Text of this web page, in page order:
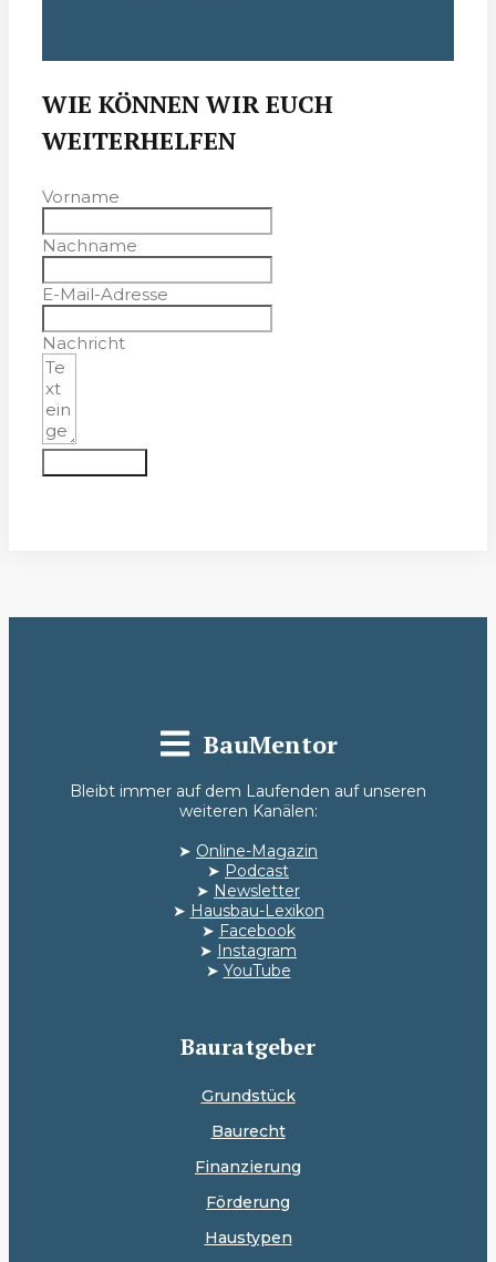
WIE KÖNNEN WIR EUCH
WEITERHELFEN
Vorname
Nachname
E-Mail-Adresse
Nachricht
BauMentor
Bleibt immer auf dem Laufenden auf unseren
weiteren Kanälen:
➤ Online-Magazin
➤ Podcast
➤ Newsletter
➤ Hausbau-Lexikon
➤ Facebook
➤ Instagram
➤ YouTube
Bauratgeber
Grundstück
Baurecht
Finanzierung
Förderung
Haustypen